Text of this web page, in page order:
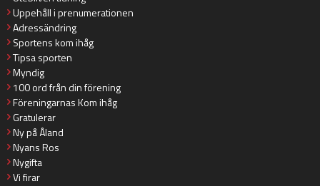
Uppehåll i prenumerationen
Adressändring
Sportens kom ihåg
Tipsa sporten
Myndig
100 ord från din förening
Föreningarnas Kom ihåg
Gratulerar
Ny på Åland
Nyans Ros
Nygifta
Vi firar